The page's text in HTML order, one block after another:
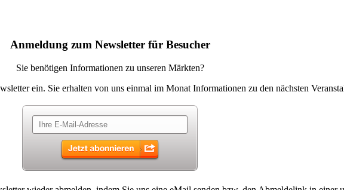
Anmeldung zum Newsletter für Besucher
Sie benötigen Informationen zu unseren Märkten?
ein. Sie erhalten von uns einmal im Monat Informationen zu den nächsten